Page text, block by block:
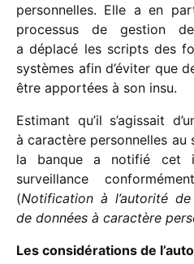
person­nelles. Elle a en
proces­sus de gestion
a déplacé les scripts des
systèmes afin d’éviter que
être appor­tées à son insu.
Estimant qu’il s’agissait
à carac­tère person­nelles au
la banque a noti­fié cet
surveillance
(Notification à l’autorité
de données à carac­tère
Les consi­dé­ra­tions de